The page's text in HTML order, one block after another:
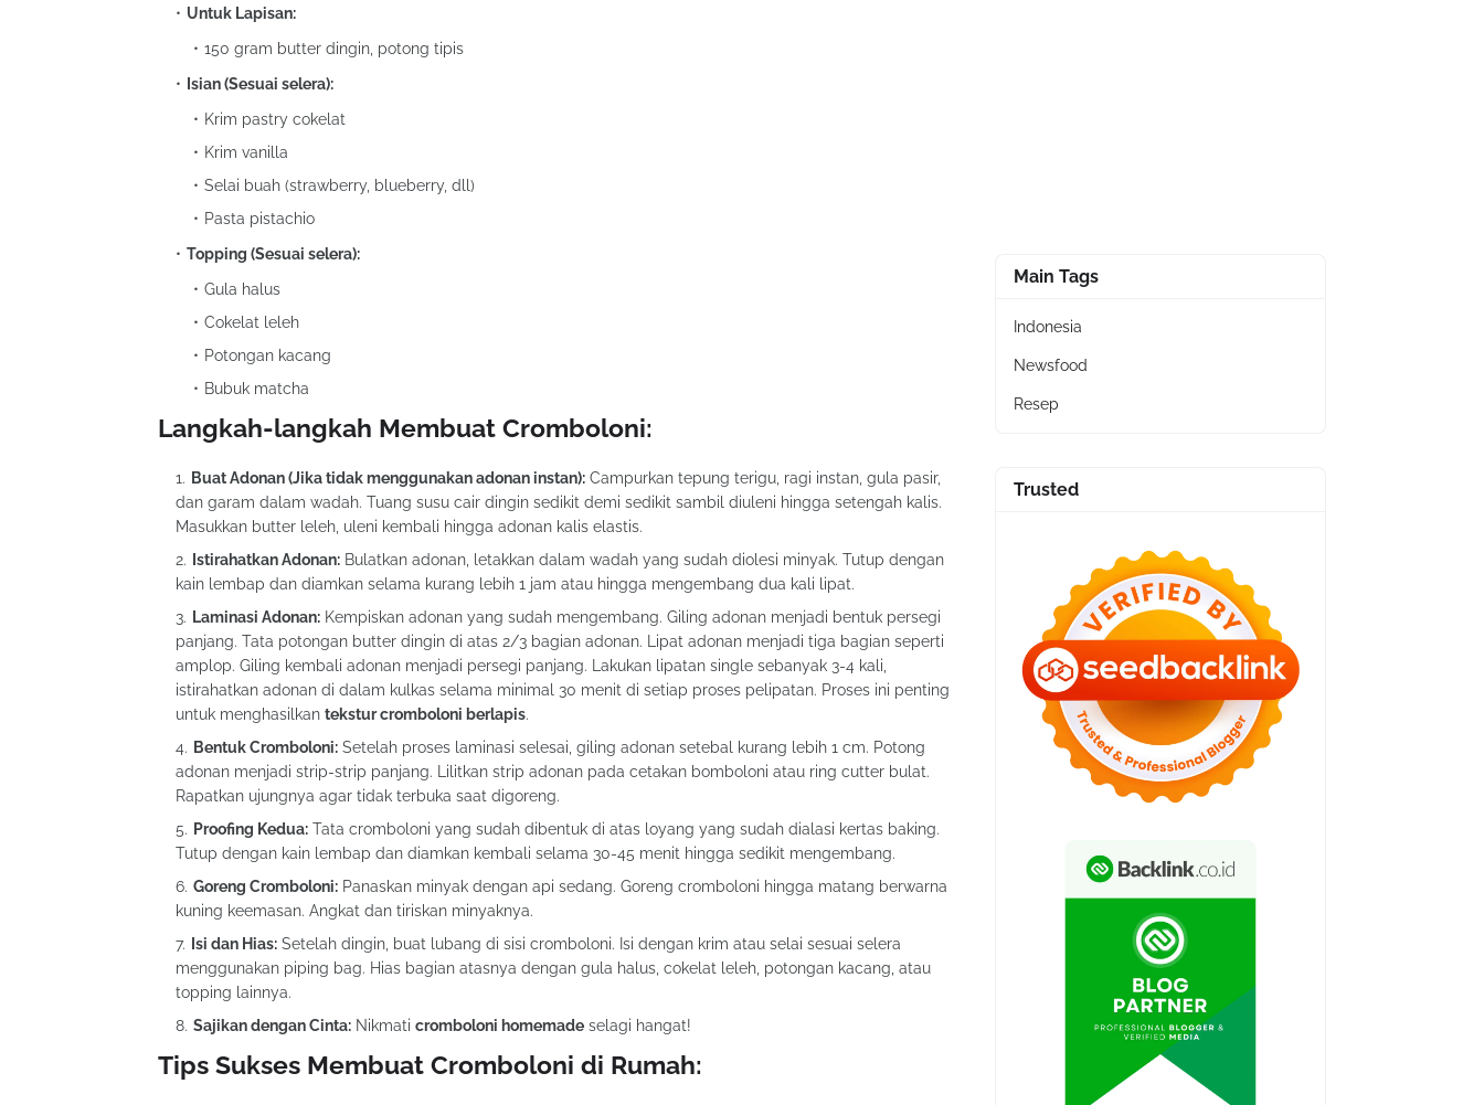
Untuk Lapisan:
150 gram butter dingin, potong tipis
Isian (Sesuai selera):
Krim pastry cokelat
Krim vanilla
Selai buah (strawberry, blueberry, dll)
Pasta pistachio
Topping (Sesuai selera):
Gula halus
Cokelat leleh
Potongan kacang
Bubuk matcha
Langkah-langkah Membuat Cromboloni:
Buat Adonan (Jika tidak menggunakan adonan instan): Campurkan tepung terigu, ragi instan, gula pasir,
dan garam dalam wadah. Tuang susu cair dingin sedikit demi sedikit sambil diuleni hingga setengah kalis.
Masukkan butter leleh, uleni kembali hingga adonan kalis elastis.
Istirahatkan Adonan: Bulatkan adonan, letakkan dalam wadah yang sudah diolesi minyak. Tutup dengan
kain lembap dan diamkan selama kurang lebih 1 jam atau hingga mengembang dua kali lipat.
Laminasi Adonan: Kempiskan adonan yang sudah mengembang. Giling adonan menjadi bentuk persegi
panjang. Tata potongan butter dingin di atas 2/3 bagian adonan. Lipat adonan menjadi tiga bagian seperti
amplop. Giling kembali adonan menjadi persegi panjang. Lakukan lipatan single sebanyak 3-4 kali,
istirahatkan adonan di dalam kulkas selama minimal 30 menit di setiap proses pelipatan. Proses ini penting
untuk menghasilkan tekstur cromboloni berlapis.
Bentuk Cromboloni: Setelah proses laminasi selesai, giling adonan setebal kurang lebih 1 cm. Potong
adonan menjadi strip-strip panjang. Lilitkan strip adonan pada cetakan bomboloni atau ring cutter bulat.
Rapatkan ujungnya agar tidak terbuka saat digoreng.
Proofing Kedua: Tata cromboloni yang sudah dibentuk di atas loyang yang sudah dialasi kertas baking.
Tutup dengan kain lembap dan diamkan kembali selama 30-45 menit hingga sedikit mengembang.
Goreng Cromboloni: Panaskan minyak dengan api sedang. Goreng cromboloni hingga matang berwarna
kuning keemasan. Angkat dan tiriskan minyaknya.
Isi dan Hias: Setelah dingin, buat lubang di sisi cromboloni. Isi dengan krim atau selai sesuai selera
menggunakan piping bag. Hias bagian atasnya dengan gula halus, cokelat leleh, potongan kacang, atau
topping lainnya.
Sajikan dengan Cinta: Nikmati cromboloni homemade selagi hangat!
Tips Sukses Membuat Cromboloni di Rumah:
Main Tags
Indonesia
Newsfood
Resep
Trusted